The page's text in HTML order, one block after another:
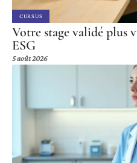
CURSUS
Votre stage validé plus
ESG
5 août 2026